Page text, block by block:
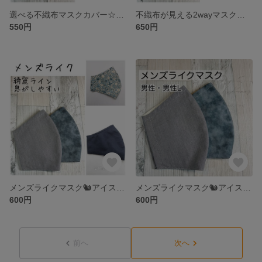
550円
650円
600円
600円
前へ 次へ